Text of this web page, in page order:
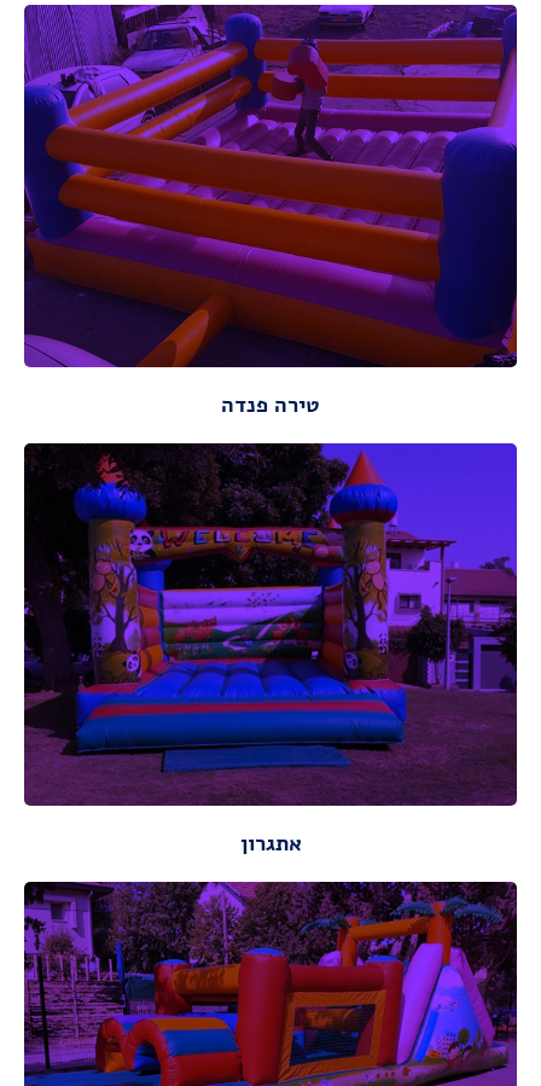
מידות ונתונים
מידות :
אורך: 5 מ
רוחב : 5 מ
מתאים לגילאי: 10-100
טירה פנדה
מידות ונתונים
מידות ונתונים
מידות : אורך : 5.00 מ ,רוחב: 5.00,
מתאים לגילאי: 2-15
אתגרון
מתאים לגילאי: 4-12